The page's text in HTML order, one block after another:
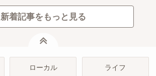
新着記事をもっと見る
ローカル ライフ